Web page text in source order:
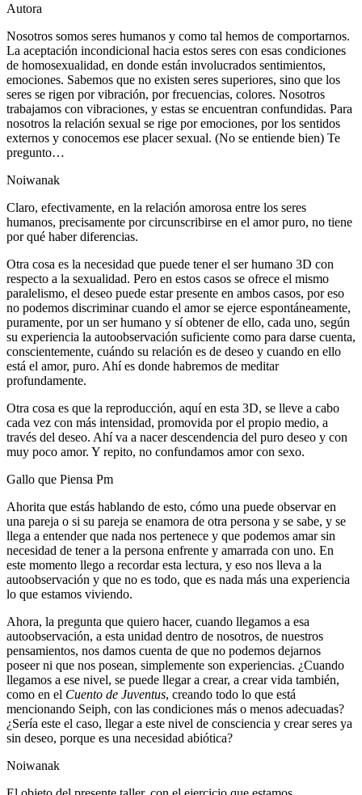
Autora
Nosotros somos seres humanos y como tal hemos de comportarnos.
La aceptación incondicional hacia estos seres con esas condiciones
de homosexualidad, en donde están involucrados sentimientos,
emociones. Sabemos que no existen seres superiores, sino que los
seres se rigen por vibración, por frecuencias, colores. Nosotros
trabajamos con vibraciones, y estas se encuentran confundidas. Para
nosotros la relación sexual se rige por emociones, por los sentidos
externos y conocemos ese placer sexual. (No se entiende bien) Te
pregunto…
Noiwanak
Claro, efectivamente, en la relación amorosa entre los seres
humanos, precisamente por circunscribirse en el amor puro, no tiene
por qué haber diferencias.
Otra cosa es la necesidad que puede tener el ser humano 3D con
respecto a la sexualidad. Pero en estos casos se ofrece el mismo
paralelismo, el deseo puede estar presente en ambos casos, por eso
no podemos discriminar cuando el amor se ejerce espontáneamente,
puramente, por un ser humano y sí obtener de ello, cada uno, según
su experiencia la autoobservación suficiente como para darse cuenta,
conscientemente, cuándo su relación es de deseo y cuando en ello
está el amor, puro. Ahí es donde habremos de meditar
profundamente.
Otra cosa es que la reproducción, aquí en esta 3D, se lleve a cabo
cada vez con más intensidad, promovida por el propio medio, a
través del deseo. Ahí va a nacer descendencia del puro deseo y con
muy poco amor. Y repito, no confundamos amor con sexo.
Gallo que Piensa Pm
Ahorita que estás hablando de esto, cómo una puede observar en
una pareja o si su pareja se enamora de otra persona y se sabe, y se
llega a entender que nada nos pertenece y que podemos amar sin
necesidad de tener a la persona enfrente y amarrada con uno. En
este momento llego a recordar esta lectura, y eso nos lleva a la
autoobservación y que no es todo, que es nada más una experiencia
lo que estamos viviendo.
Ahora, la pregunta que quiero hacer, cuando llegamos a esa
autoobservación, a esta unidad dentro de nosotros, de nuestros
pensamientos, nos damos cuenta de que no podemos dejarnos
poseer ni que nos posean, simplemente son experiencias. ¿Cuando
llegamos a ese nivel, se puede llegar a crear, a crear vida también,
como en el Cuento de Juventus, creando todo lo que está
mencionando Seiph, con las condiciones más o menos adecuadas?
¿Sería este el caso, llegar a este nivel de consciencia y crear seres ya
sin deseo, porque es una necesidad abiótica?
Noiwanak